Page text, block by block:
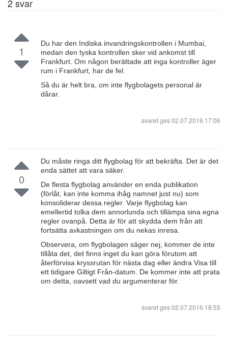
2svar
1
Du har den Indiska invandringskontrollen i Mumbai,
medan den tyska kontrollen sker vid ankomst till
Frankfurt. Om någon berättade att inga kontroller äger
rum i Frankfurt, har de fel.
Så du är helt bra, om inte flygbolagets personal är
dårar.
svaret ges02.07.2016 17:06
0
Du måste ringa ditt flygbolag för att bekräfta. Det är det
enda sättet att vara säker.
De flesta flygbolag använder en enda publikation
(förlåt, kan inte komma ihåg namnet just nu) som
konsoliderar dessa regler. Varje flygbolag kan
emellertid tolka dem annorlunda och tillämpa sina egna
regler ovanpå. Detta är för att skydda dem från att
fortsätta avkastningen om du nekas inresa.
Observera, om flygbolagen säger nej, kommer de inte
tillåta det, det finns inget du kan göra förutom att
återförvisa kryssrutan för nästa dag eller ändra Visa till
ett tidigare Giltigt Från-datum. De kommer inte att prata
om detta, oavsett vad du argumenterar för.
svaret ges02.07.2016 18:55